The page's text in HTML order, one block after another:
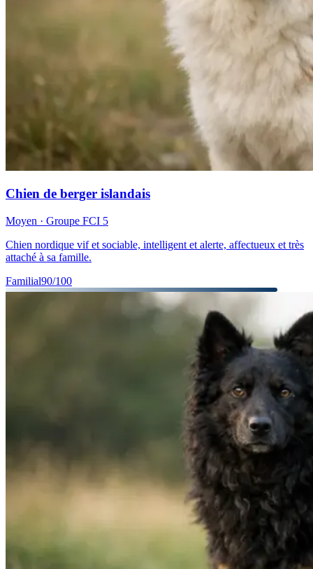
Chien de berger islandais
Moyen · Groupe FCI 5
Chien nordique vif et sociable, intelligent et alerte, affectueux et très
attaché à sa famille.
Familial90/100